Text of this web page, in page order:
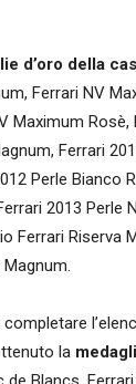
d’oro della
Ferrari NV
Maximum Rosè,
Ferrari
Perle Bianco
2013 Perle
Ferrari Riserva
la